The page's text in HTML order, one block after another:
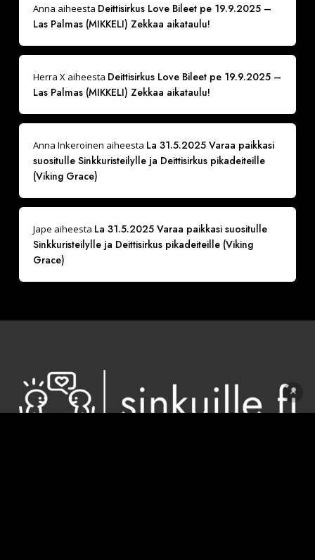
Anna aiheesta Deittisirkus Love Bileet pe 19.9.2025 –
Las Palmas (MIKKELI) Zekkaa aikataulu!
Herra Xaiheesta Deittisirkus Love Bileet pe 19.9.2025 –
Las Palmas (MIKKELI) Zekkaa aikataulu!
Anna Inkeroinen aiheesta La 31.5.2025 Varaa paikkasi
suositulle Sinkkuristeilylle ja Deittisirkus pikadeiteille
(Viking Grace)
Jape aiheesta La 31.5.2025 Varaa paikkasi suositulle
Sinkkuristeilylle ja Deittisirkus pikadeiteille (Viking
Grace)